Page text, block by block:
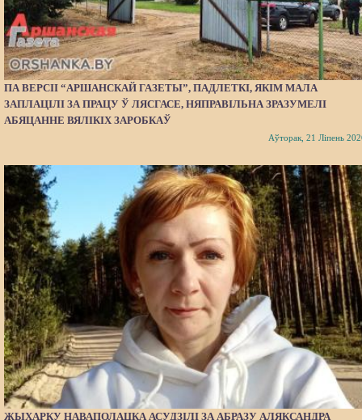
ПА ВЕРСІІ “АРШАНСКАЙ ГАЗЕТЫ”, ПАДЛЕТКІ, ЯКІМ МАЛА
ЗАПЛАЦІЛІ ЗА ПРАЦУ Ў ЛЯСГАСЕ, НЯПРАВІЛЬНА ЗРАЗУМЕЛІ
АБЯЦАННЕ ВЯЛІКІХ ЗАРОБКАЎ
Аўторак, 21 Ліпень
ЖЫХАРКУ НАВАПОЛАЦКА АСУДЗІЛІ ЗА АБРАЗУ АЛЯКСАНДРА